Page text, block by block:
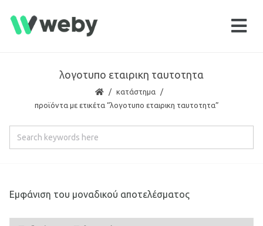
λογοτυπο εταιρικη ταυτοτητα
κατάστημα
προϊόντα με ετικέτα “λογοτυπο εταιρικη ταυτοτητα”
Εμφάνιση του μοναδικού αποτελέσματος